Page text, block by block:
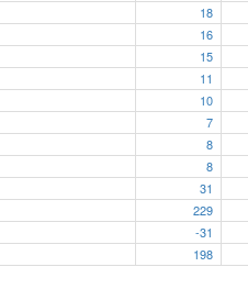
18
16
15
11
10
7
8
8
31
229
-31
198